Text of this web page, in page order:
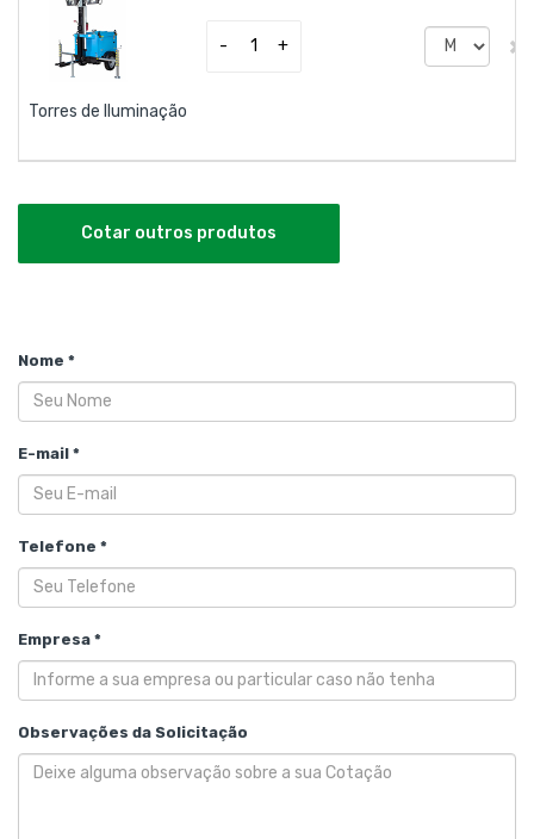
Torres de Iluminação
- + ×
Cotar outros produtos
Nome *
E-mail *
Telefone *
Empresa *
Observações da Solicitação